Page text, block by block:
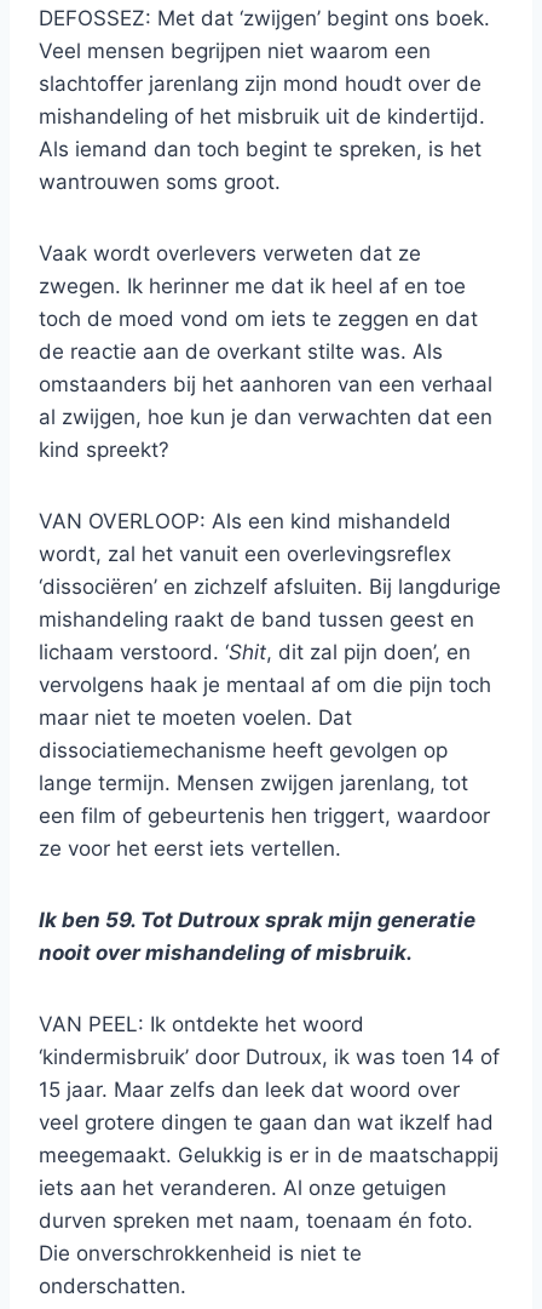
DEFOSSEZ: Met dat ‘zwijgen’ begint ons boek.
Veel mensen begrijpen niet waarom een
slachtoffer jarenlang zijn mond houdt over de
mishandeling of het misbruik uit de kindertijd.
Als iemand dan toch begint te spreken, is het
wantrouwen soms groot.
Vaak wordt overlevers verweten dat ze
zwegen. Ik herinner me dat ik heel af en toe
toch de moed vond om iets te zeggen en dat
de reactie aan de overkant stilte was. Als
omstaanders bij het aanhoren van een verhaal
al zwijgen, hoe kun je dan verwachten dat een
kind spreekt?
VAN OVERLOOP: Als een kind mishandeld
wordt, zal het vanuit een overlevingsreflex
‘dissociëren’ en zichzelf afsluiten. Bij langdurige
mishandeling raakt de band tussen geest en
lichaam verstoord. ‘Shit, dit zal pijn doen’, en
vervolgens haak je mentaal af om die pijn toch
maar niet te moeten voelen. Dat
dissociatiemechanisme heeft gevolgen op
lange termijn. Mensen zwijgen jarenlang, tot
een film of gebeurtenis hen triggert, waardoor
ze voor het eerst iets vertellen.
Ik ben 59. Tot Dutroux sprak mijn generatie
nooit over mishandeling of misbruik.
VAN PEEL: Ik ontdekte het woord
‘kindermisbruik’ door Dutroux, ik was toen 14 of
15 jaar. Maar zelfs dan leek dat woord over
veel grotere dingen te gaan dan wat ikzelf had
meegemaakt. Gelukkig is er in de maatschappij
iets aan het veranderen. Al onze getuigen
durven spreken met naam, toenaam én foto.
Die onverschrokkenheid is niet te
onderschatten.